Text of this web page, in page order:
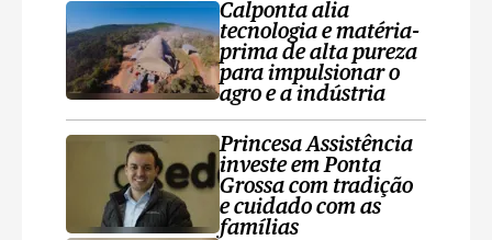
Calponta alia
tecnologia e matéria-
prima de alta pureza
para impulsionar o
agro e a indústria
Princesa Assistência
investe em Ponta
Grossa com tradição
e cuidado com as
famílias